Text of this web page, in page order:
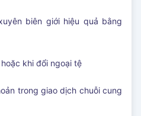
biên giới hiệu quả bằng
khi đổi ngoại tệ
trong giao dịch chuỗi cung